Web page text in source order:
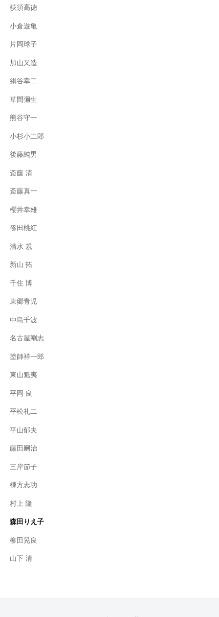
荻須高徳
小倉遊亀
片岡球子
加山又造
絹谷幸二
草間彌生
熊谷守一
小杉小二郎
後藤純男
斎藤 清
斎藤真一
櫻井幸雄
篠田桃紅
清水 規
新山 拓
千住 博
東郷青児
中島千波
名古屋剛志
塗師祥一郎
東山魁夷
平岡 良
平松礼二
平山郁夫
藤田嗣治
三岸節子
棟方志功
村上 隆
森田りえ子
柳田晃良
山下 清